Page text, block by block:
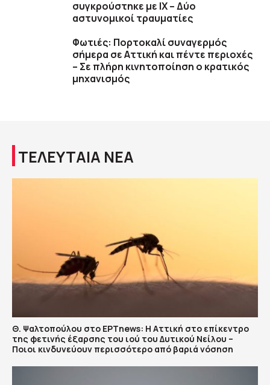
συγκρούστηκε με ΙΧ – Δύο
αστυνομικοί τραυματίες
Φωτιές: Πορτοκαλί συναγερμός
σήμερα σε Αττική και πέντε περιοχές
– Σε πλήρη κινητοποίηση ο κρατικός
μηχανισμός
ΤΕΛΕΥΤΑΙΑ ΝΕΑ
Θ. Ψαλτοπούλου στο ΕΡΤnews: Η Αττική στο επίκεντρο
της φετινής έξαρσης του ιού του Δυτικού Νείλου –
Ποιοι κινδυνεύουν περισσότερο από βαριά νόσηση